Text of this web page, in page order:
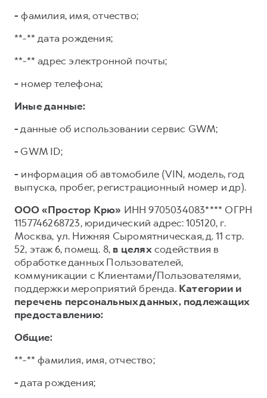
- фамилия, имя, отчество;
**-** дата рождения;
**-** адрес электронной почты;
- номер телефона;
Иные данные:
-данные об использовании сервис GWM;
- GWM ID;
- информация об автомобиле (VIN, модель, год
выпуска, пробег, регистрационный номер и др).
ООО «Простор Крю» ИНН 9705034083**** ОГРН
1157746268723, юридический адрес: 105120, г.
Москва, ул. Нижняя Сыромятническая, д. 11 стр.
52, этаж 6, помещ. 8, в целяхсодействия в
обработке данных Пользователей,
коммуникации с Клиентами/Пользователями,
поддержки мероприятий бренда. Категории и
перечень персональных данных, подлежащих
предоставлению:
Общие:
**-** фамилия, имя, отчество;
-дата рождения;